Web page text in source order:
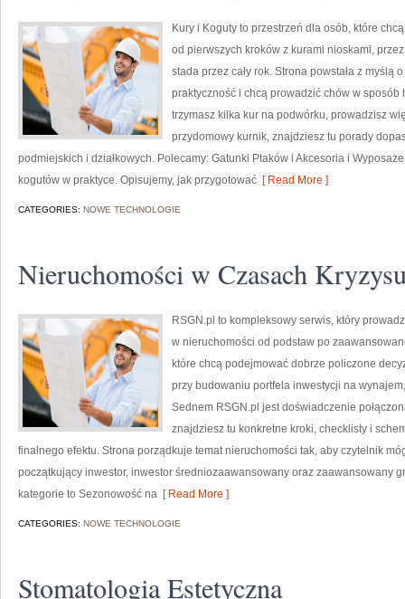
Kury i Koguty to przestrzeń dla osób, które
od pierwszych kroków z kurami nioskami,
stada przez cały rok. Strona powstała z myślą
praktyczność i chcą prowadzić chów w
trzymasz kilka kur na podwórku, prowadzisz
przydomowy kurnik, znajdziesz tu porady
podmiejskich i działkowych. Polecamy: Gatunki Ptaków i Akcesoria i
kogutów w praktyce. Opisujemy, jak przygotować [ Read More ]
CATEGORIES: NOWE TECHNOLOGIE
Nieruchomości w Czasach
RSGN.pl to kompleksowy serwis, który
w nieruchomości od podstaw po
które chcą podejmować dobrze policzone
przy budowaniu portfela inwestycji na
Sednem RSGN.pl jest doświadczenie
znajdziesz tu konkretne kroki, checklisty i
finalnego efektu. Strona porządkuje temat nieruchomości tak, aby czytelnik
początkujący inwestor, inwestor średniozaawansowany oraz zaawansowany
kategorie to Sezonowość na [ Read More ]
CATEGORIES: NOWE TECHNOLOGIE
Stomatologia Estetyczna